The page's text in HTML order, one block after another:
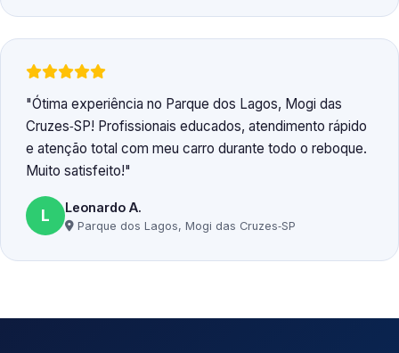
Ótima experiência no Parque dos Lagos, Mogi das
Cruzes‑SP! Profissionais educados, atendimento rápido
e atenção total com meu carro durante todo o reboque.
Muito satisfeito!
L Leonardo A.
Parque dos Lagos, Mogi das Cruzes‑SP